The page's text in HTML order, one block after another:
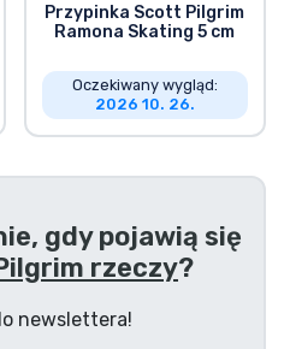
Przypinka Scott Pilgrim
Ramona Skating 5 cm
Oczekiwany wygląd:
2026 10. 26.
gdy pojawią się
rzeczy?
newslettera!